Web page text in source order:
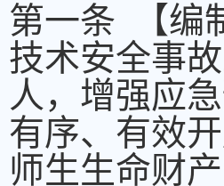
第一条 【编
技术安全事
人，增强应
有序、有效
师生生命财